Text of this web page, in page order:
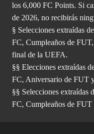
los 6,000 FC Points. Si
de 2026, no recibirás
§ Selecciones extraídas
FC, Cumpleaños de
final de la UEFA.
§§ Elecciones extraídas
FC, Aniversario de FUT
§§ Selecciones extraídas
FC, Cumpleaños de FUT